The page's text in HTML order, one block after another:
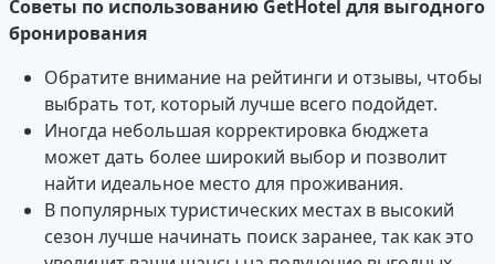
Советы по использованию GetHotel для выгодного
бронирования
Обратите внимание на рейтинги и отзывы, чтобы
выбрать тот, который лучше всего подойдет.
Иногда небольшая корректировка бюджета
может дать более широкий выбор и позволит
найти идеальное место для проживания.
В популярных туристических местах в высокий
сезон лучше начинать поиск заранее, так как это